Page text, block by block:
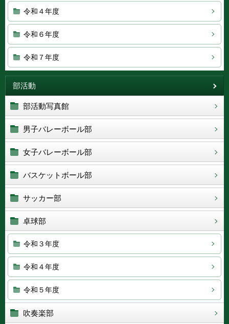
令和４年度
令和６年度
令和７年度
部活動
部活動写真館
男子バレーボール部
女子バレーボール部
バスケットボール部
サッカー部
卓球部
令和３年度
令和４年度
令和５年度
吹奏楽部